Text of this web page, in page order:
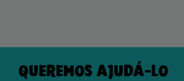
QUEREMOS AJUDÁ-LO